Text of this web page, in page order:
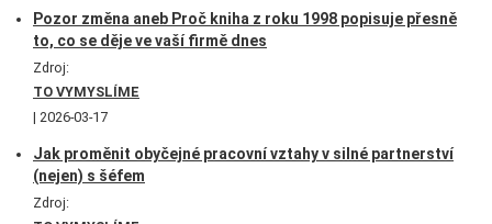
Pozor změna aneb Proč kniha z roku 1998 popisuje přesně
to, co se děje ve vaší firmě dnes
Zdroj:
TO VYMYSLÍME
2026-03-17
Jak proměnit obyčejné pracovní vztahy v silné partnerství
(nejen) s šéfem
Zdroj: